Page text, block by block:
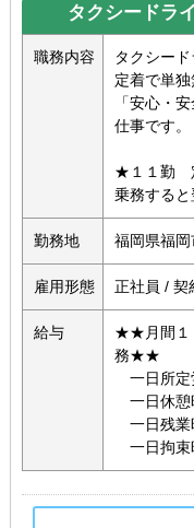
タクシードラ
職務内容
タクシー
定着で単
「安心・
仕事です。
★１１勤
乗務すると
勤務地 福岡県福
雇用形態 正社員 / 契
給与
★★月間１
務★★
一日所定
一日休憩
一日残
一日拘束